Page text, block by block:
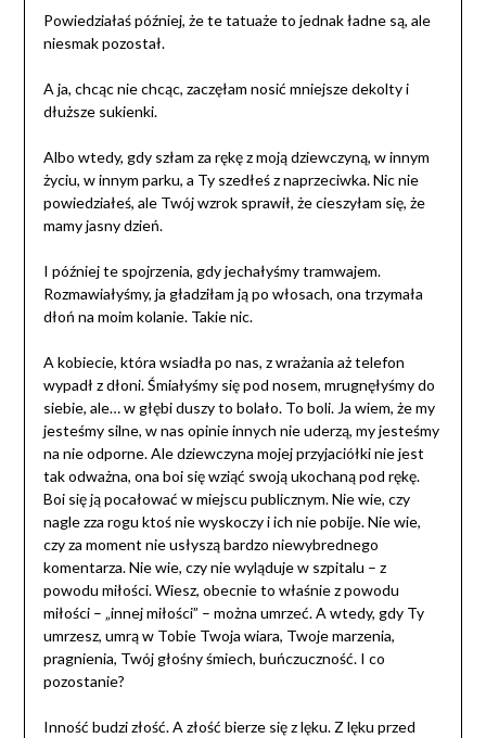
Powiedziałaś później, że te tatuaże to jednak ładne są, ale
niesmak pozostał.
A ja, chcąc nie chcąc, zaczęłam nosić mniejsze dekolty i
dłuższe sukienki.
Albo wtedy, gdy szłam za rękę z moją dziewczyną, w innym
życiu, w innym parku, a Ty szedłeś z naprzeciwka. Nic nie
powiedziałeś, ale Twój wzrok sprawił, że cieszyłam się, że
mamy jasny dzień.
I później te spojrzenia, gdy jechałyśmy tramwajem.
Rozmawiałyśmy, ja gładziłam ją po włosach, ona trzymała
dłoń na moim kolanie. Takie nic.
A kobiecie, która wsiadła po nas, z wrażania aż telefon
wypadł z dłoni. Śmiałyśmy się pod nosem, mrugnęłyśmy do
siebie, ale… w głębi duszy to bolało. To boli. Ja wiem, że my
jesteśmy silne, w nas opinie innych nie uderzą, my jesteśmy
na nie odporne. Ale dziewczyna mojej przyjaciółki nie jest
tak odważna, ona boi się wziąć swoją ukochaną pod rękę.
Boi się ją pocałować w miejscu publicznym. Nie wie, czy
nagle zza rogu ktoś nie wyskoczy i ich nie pobije. Nie wie,
czy za moment nie usłyszą bardzo niewybrednego
komentarza. Nie wie, czy nie wyląduje w szpitalu – z
powodu miłości. Wiesz, obecnie to właśnie z powodu
miłości – „innej miłości” – można umrzeć. A wtedy, gdy Ty
umrzesz, umrą w Tobie Twoja wiara, Twoje marzenia,
pragnienia, Twój głośny śmiech, buńczuczność. I co
pozostanie?
Inność budzi złość. A złość bierze się z lęku. Z lęku przed